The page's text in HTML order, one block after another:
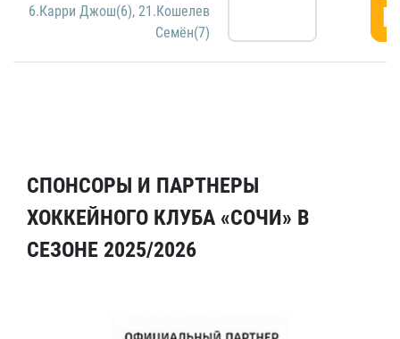
6.Карри Джош(6), 21.Кошелев
Семён(7)
СПОНСОРЫ И ПАРТНЕРЫ
ХОККЕЙНОГО КЛУБА «СОЧИ» В
СЕЗОНЕ 2025/2026